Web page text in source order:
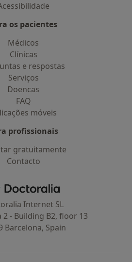
os pacientes
Médicos
Clínicas
e respostas
Serviços
Doencas
FAQ
móveis
profissionais
gratuitamente
Contacto
Doctoralia - Homepage
Internet SL
2 - Building B2, floor 13
Barcelona, Spain